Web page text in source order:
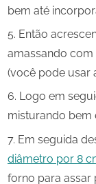
bem até
Então
amassando
(você pode usar
Logo em
misturando bem
Em seguida
diâmetro por 8
forno para assar